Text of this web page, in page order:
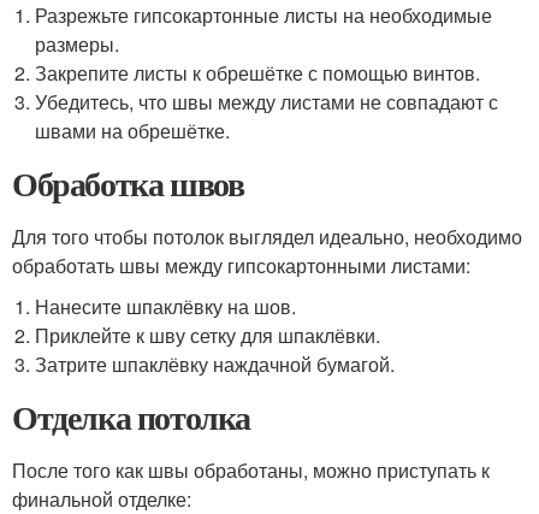
Разрежьте гипсокартонные листы на необходимые
размеры.
Закрепите листы к обрешётке с помощью винтов.
Убедитесь, что швы между листами не совпадают с
швами на обрешётке.
Обработка швов
Для того чтобы потолок выглядел идеально, необходимо
обработать швы между гипсокартонными листами:
Нанесите шпаклёвку на шов.
Приклейте к шву сетку для шпаклёвки.
Затрите шпаклёвку наждачной бумагой.
Отделка потолка
После того как швы обработаны, можно приступать к
финальной отделке: